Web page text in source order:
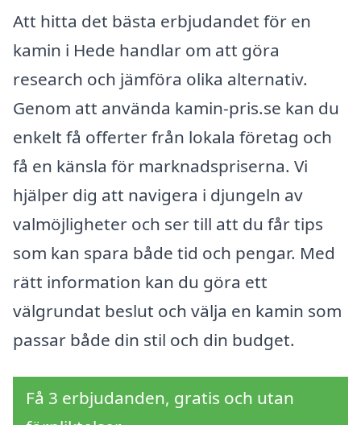
Att hitta det bästa erbjudandet för en
kamin i Hede handlar om att göra
research och jämföra olika alternativ.
Genom att använda kamin-pris.se kan du
enkelt få offerter från lokala företag och
få en känsla för marknadspriserna. Vi
hjälper dig att navigera i djungeln av
valmöjligheter och ser till att du får tips
som kan spara både tid och pengar. Med
rätt information kan du göra ett
välgrundat beslut och välja en kamin som
passar både din stil och din budget.
Få 3 erbjudanden, gratis och utan